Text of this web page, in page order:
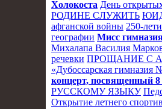
Холокоста День
РОДИНЕ СЛУЖИТЬ
афганской войны 250-
географии Мисс
Михалапа Василия
речевки ПРОЩАНИЕ С
«Дубоссарская гимназия
концерт, посвященный
РУССКОМУ ЯЗЫКУ
Открытие летнего